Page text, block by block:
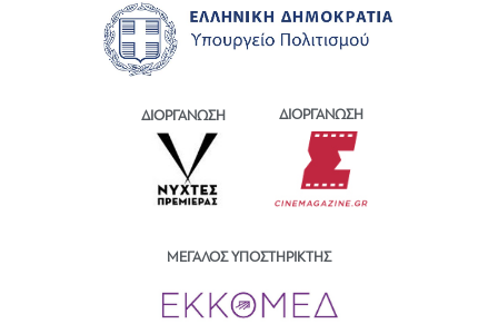
ΔΙΟΡΓΑΝΩΣΗ ΔΙΟΡΓΑΝΩΣΗ
ΜΕΓΑΛΟΣ ΥΠΟΣΤΗΡΙΚΤΗΣ